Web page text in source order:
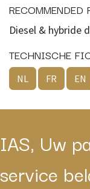
RECOMMENDED
Diesel & hybride
TECHNISCHE
NL FR EN
IAS, Uw
service